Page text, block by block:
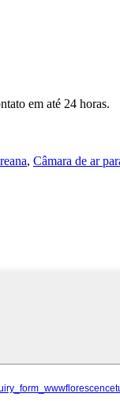
em até 24 horas.
, Câmara de ar